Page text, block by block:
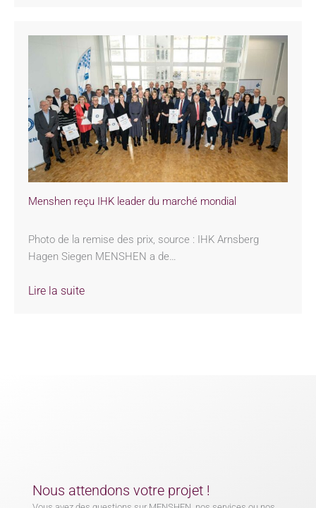
Menshen reçu IHK leader du marché mondial
Photo de la remise des prix, source : IHK Arnsberg
Hagen Siegen MENSHEN a de…
Lire la suite
Nous attendons votre projet !